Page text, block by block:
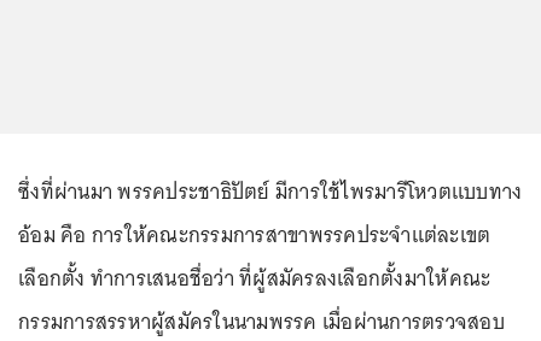
ซึ่งที่ผ่านมา พรรคประชาธิปัตย์ มีการใช้ไพรมารีโหวตแบบทาง
อ้อม คือ การให้คณะกรรมการสาขาพรรคประจำแต่ละเขต
เลือกตั้ง ทำการเสนอชื่อว่า ที่ผู้สมัครลงเลือกตั้งมาให้คณะ
กรรมการสรรหาผู้สมัครในนามพรรค เมื่อผ่านการตรวจสอบ